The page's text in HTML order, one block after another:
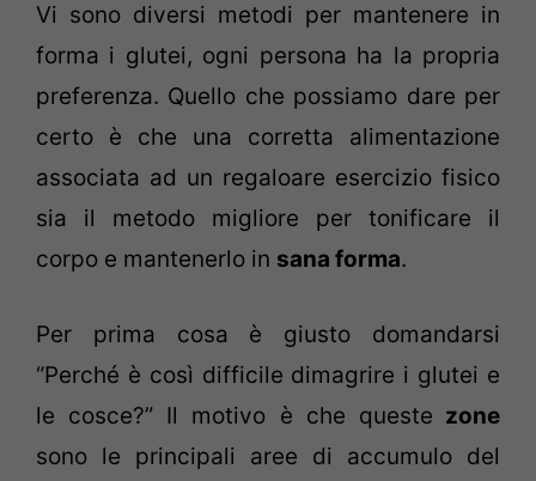
Vi sono diversi metodi per mantenere in
forma i glutei, ogni persona ha la propria
preferenza. Quello che possiamo dare per
certo è che una corretta alimentazione
associata ad un regaloare esercizio fisico
sia il metodo migliore per tonificare il
corpo e mantenerlo in sana forma.
Per prima cosa è giusto domandarsi
“Perché è così difficile dimagrire i glutei e
le cosce?” Il motivo è che queste zone
sono le principali aree di accumulo del